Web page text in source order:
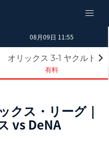
08月09日 11:55
オリックス 3-1 ヤクルト
有料
クス・リーグ｜
vs DeNA